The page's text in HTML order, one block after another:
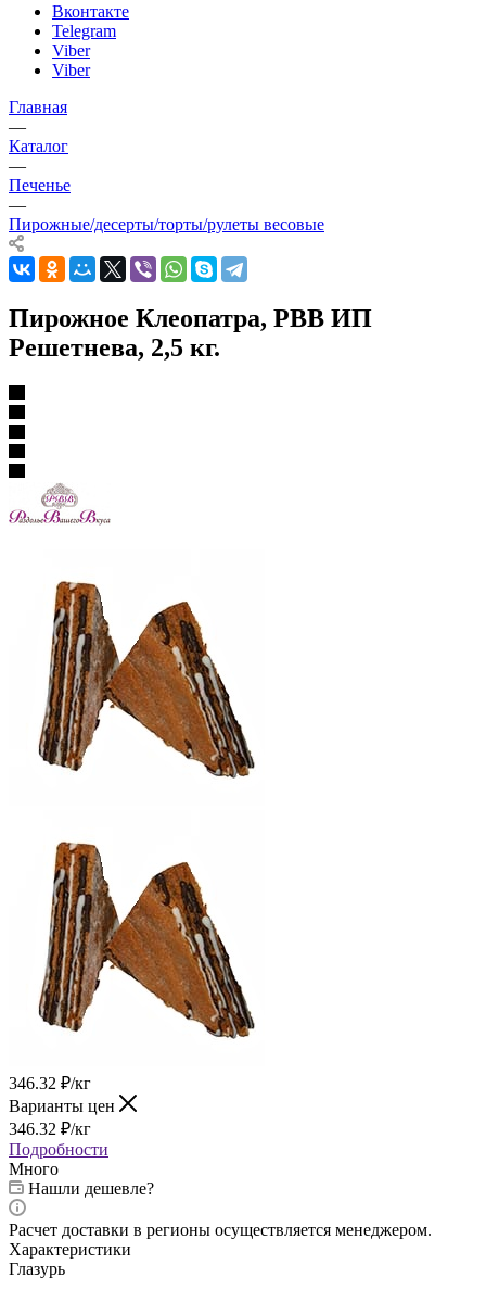
Вконтакте
Telegram
Viber
Viber
Главная
—
Каталог
—
Печенье
—
Пирожные/десерты/торты/рулеты весовые
Пирожное Клеопатра, РВВ ИП
Решетнева, 2,5 кг.
346.32 ₽/кг
Варианты цен
346.32 ₽/кг
Подробности
Много
Нашли дешевле?
Расчет доставки в регионы осуществляется менеджером.
Характеристики
Глазурь